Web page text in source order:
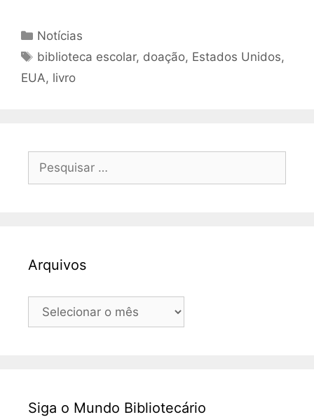
Categorias
Notícias
Tags
biblioteca escolar, doação, Estados Unidos,
EUA, livro
por:
Arquivos
Arquivos
Siga o Mundo Bibliotecário